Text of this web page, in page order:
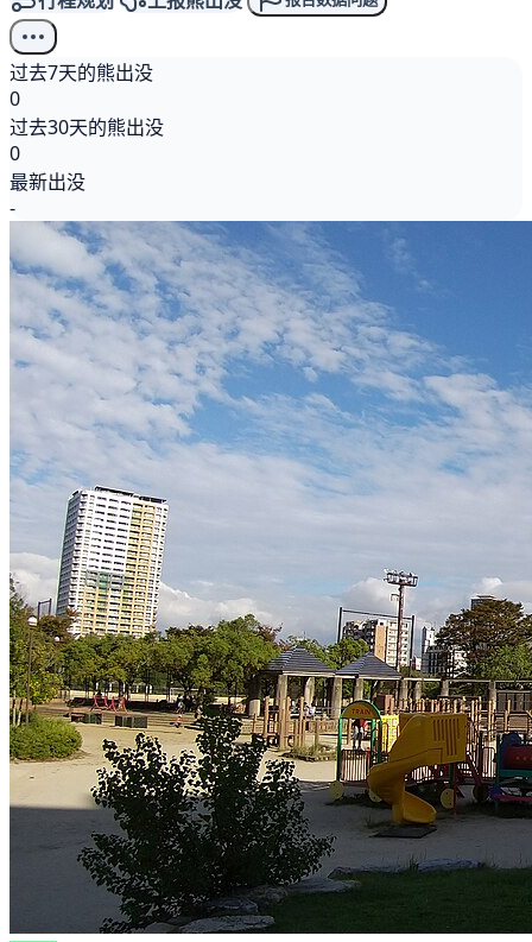
过去7天的熊出没
0
过去30天的熊出没
0
最新出没
-